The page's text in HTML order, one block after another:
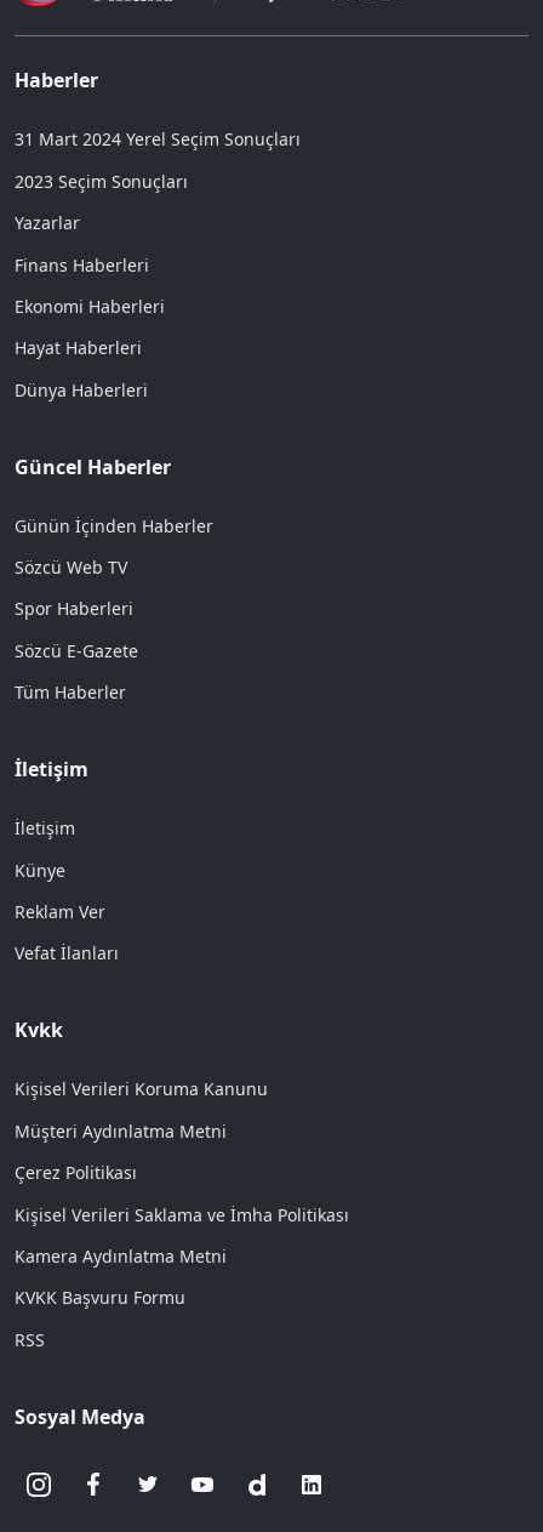
Haberler
31 Mart 2024 Yerel Seçim Sonuçları
2023 Seçim Sonuçları
Yazarlar
Finans Haberleri
Ekonomi Haberleri
Hayat Haberleri
Dünya Haberleri
Güncel Haberler
Günün İçinden Haberler
Sözcü Web TV
Spor Haberleri
Sözcü E-Gazete
Tüm Haberler
İletişim
İletişim
Künye
Reklam Ver
Vefat İlanları
Kvkk
Kişisel Verileri Koruma Kanunu
Müşteri Aydınlatma Metni
Çerez Politikası
Kişisel Verileri Saklama ve İmha Politikası
Kamera Aydınlatma Metni
KVKK Başvuru Formu
RSS
Sosyal Medya